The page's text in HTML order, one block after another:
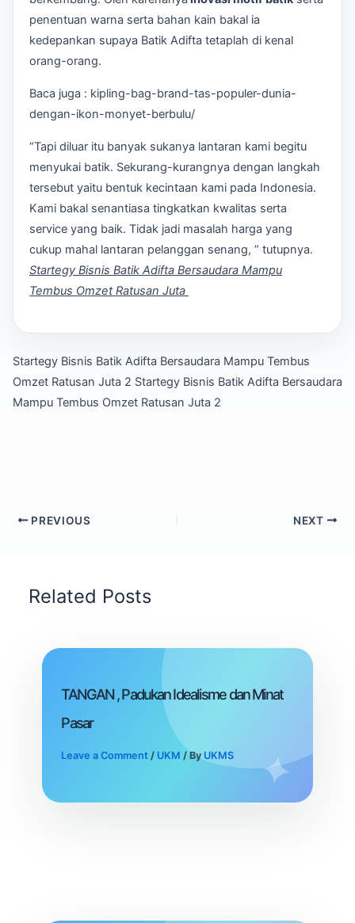
penentuan warna serta bahan kain bakal ia
kedepankan supaya Batik Adifta tetaplah di kenal
orang-orang.
Baca juga : kipling-bag-brand-tas-populer-dunia-
dengan-ikon-monyet-berbulu/
“Tapi diluar itu banyak sukanya lantaran kami begitu
menyukai batik. Sekurang-kurangnya dengan langkah
tersebut yaitu bentuk kecintaan kami pada Indonesia.
Kami bakal senantiasa tingkatkan kwalitas serta
service yang baik. Tidak jadi masalah harga yang
cukup mahal lantaran pelanggan senang, ” tutupnya.
Startegy Bisnis Batik Adifta Bersaudara Mampu
Tembus Omzet Ratusan Juta
Startegy Bisnis Batik Adifta Bersaudara Mampu Tembus
Omzet Ratusan Juta 2 Startegy Bisnis Batik Adifta Bersaudara
Mampu Tembus Omzet Ratusan Juta 2
PREVIOUS NEXT
Related Posts
TANGAN , Padukan Idealisme dan Minat
Pasar
Leave a Comment / UKM / By UKMS